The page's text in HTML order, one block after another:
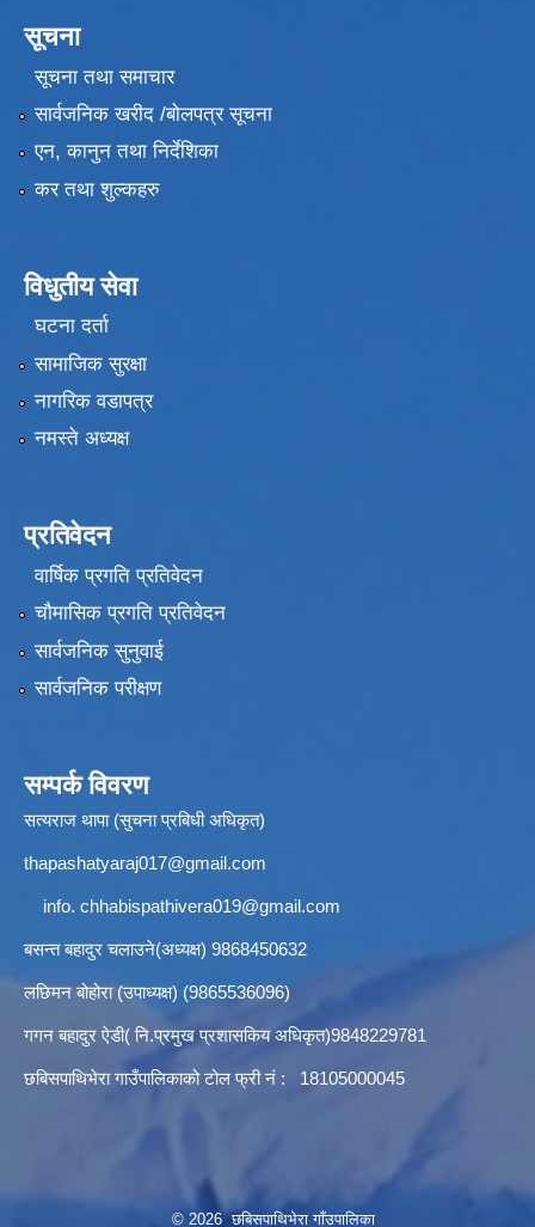
सूचना
सूचना तथा समाचार
सार्वजनिक खरीद /बोलपत्र सूचना
एन, कानुन तथा निर्देशिका
कर तथा शुल्कहरु
विधुतीय सेवा
घटना दर्ता
सामाजिक सुरक्षा
नागरिक वडापत्र
नमस्ते अध्यक्ष
प्रतिवेदन
वार्षिक प्रगति प्रतिवेदन
चौमासिक प्रगति प्रतिवेदन
सार्वजनिक सुनुवाई
सार्वजनिक परीक्षण
सम्पर्क विवरण
सत्यराज थापा (सुचना प्रबिधी अधिकृत)
thapashatyaraj017@gmail.com
info. chhabispathivera019@gmail.com
बसन्त बहादुर चलाउने(अध्यक्ष) 9868450632
लछिमन बोहोरा (उपाध्यक्ष) (9865536096)
गगन बहादुर ऐडी( नि.प्रमुख प्रशासकिय अधिकृत)9848229781
छबिसपाथिभेरा गाउँपालिकाको टोल फ्री नं : 18105000045
© 2026 छबिसपाथिभेरा गाँउपालिका